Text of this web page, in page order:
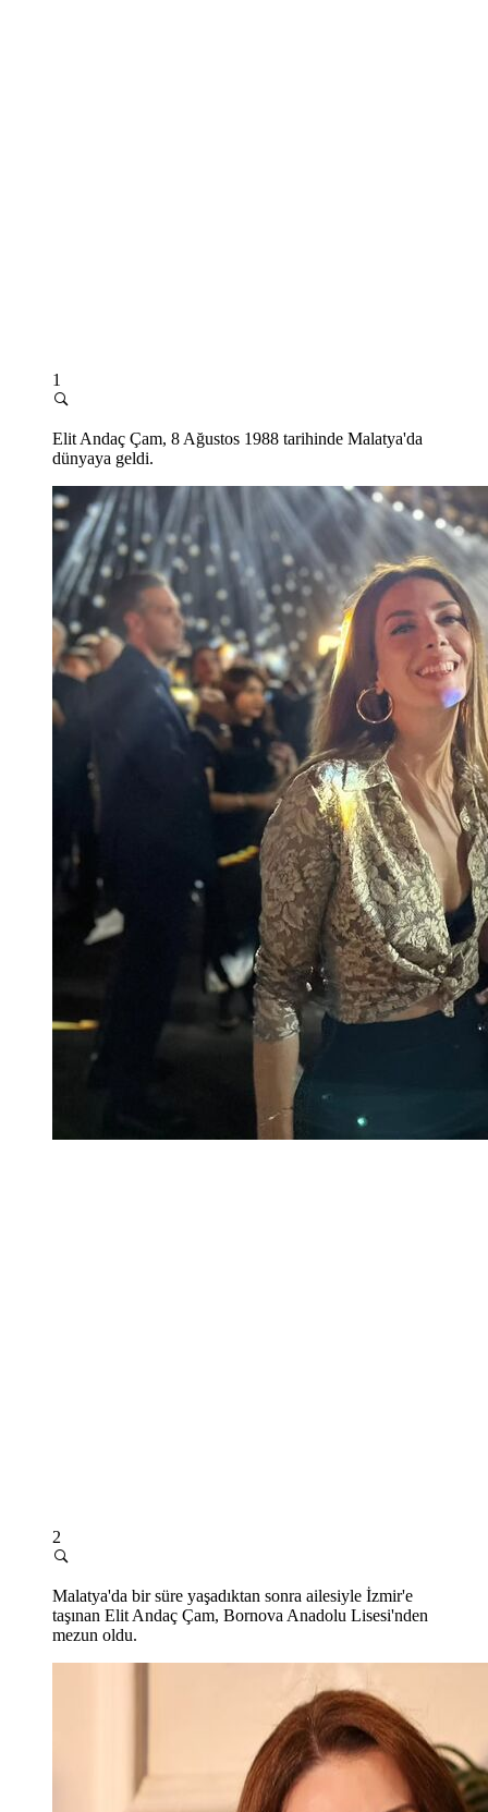
1
Elit Andaç Çam, 8 Ağustos 1988 tarihinde Malatya'da
dünyaya geldi.
2
Malatya'da bir süre yaşadıktan sonra ailesiyle İzmir'e
taşınan Elit Andaç Çam, Bornova Anadolu Lisesi'nden
mezun oldu.